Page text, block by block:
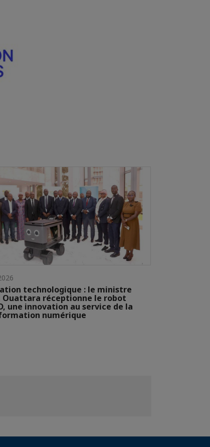
technologique : le ministre
Ouattara réceptionne le robot
une innovation au service de la
numérique